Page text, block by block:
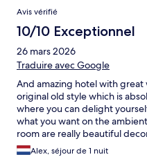
Avis vérifié
10/10 Exceptionnel
26 mars 2026
Traduire avec Google
And amazing hotel with
original old style which is
where you can delight
what you want on the
room are really beautiful
without loosing that eases of
here! Regards Alex
Alex, séjour de 1 nuit